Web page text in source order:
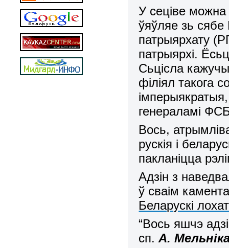
У сеціве
ўяўляе зь сябе
патрыярхату
патрыярхі.
Сьцісла
філіял такога
генераламі
Вось,
рускія і
пакланіцца
Адзін з
ў сваім
Беларускі
“Вось яшчэ
сп.А.